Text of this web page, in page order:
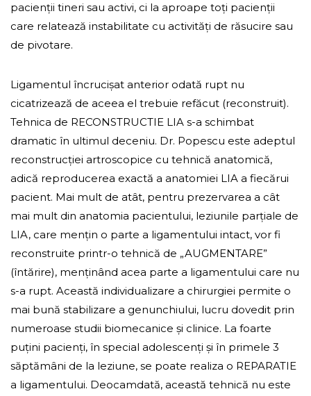
pacienții tineri sau activi, ci la aproape toți pacienții
care relatează instabilitate cu activități de răsucire sau
de pivotare.
Ligamentul încrucișat anterior odată rupt nu
cicatrizează de aceea el trebuie refăcut (reconstruit).
Tehnica de RECONSTRUCTIE LIA s-a schimbat
dramatic în ultimul deceniu. Dr. Popescu este adeptul
reconstrucției artroscopice cu tehnică anatomică,
adică reproducerea exactă a anatomiei LIA a fiecărui
pacient. Mai mult de atât, pentru prezervarea a cât
mai mult din anatomia pacientului, leziunile parțiale de
LIA, care mențin o parte a ligamentului intact, vor fi
reconstruite printr-o tehnică de „AUGMENTARE”
(întărire), menținând acea parte a ligamentului care nu
s-a rupt. Această individualizare a chirurgiei permite o
mai bună stabilizare a genunchiului, lucru dovedit prin
numeroase studii biomecanice și clinice. La foarte
puțini pacienți, în special adolescenți și în primele 3
săptămâni de la leziune, se poate realiza o REPARATIE
a ligamentului. Deocamdată, această tehnică nu este